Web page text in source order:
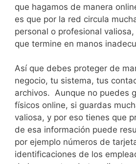
que hagamos de manera
es que por la red circula
personal o profesional
que termine en manos
Así que debes proteger de
negocio, tu sistema, tus
archivos. Aunque no puedes
físicos online, si guardas
valiosa, y por eso tienes que
de esa información puede
por ejemplo números de
identificaciones de los